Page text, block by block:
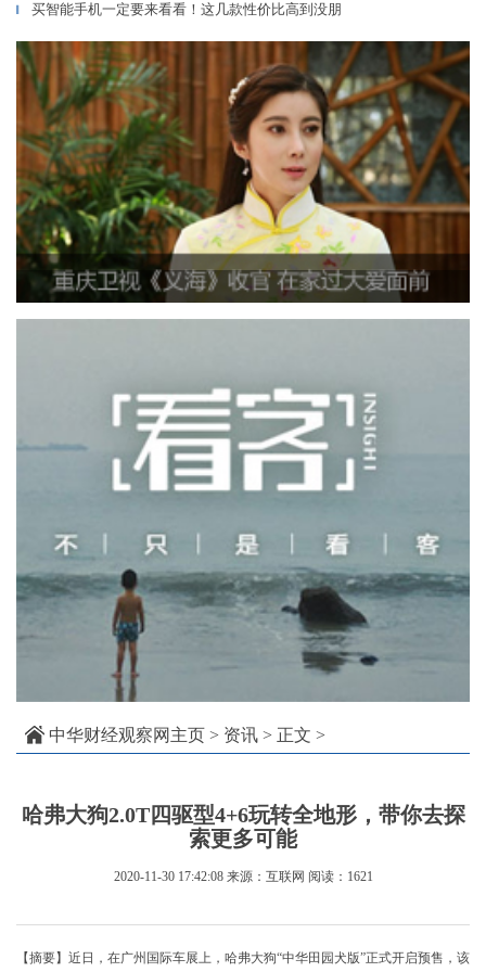
▎ 买智能手机一定要来看看！这几款性价比高到没朋
中华财经观察网主页 > 资讯 > 正文 >
哈弗大狗2.0T四驱型4+6玩转全地形，带你去探
索更多可能
2020-11-30 17:42:08 来源：互联网 阅读：1621
【摘要】近日，在广州国际车展上，哈弗大狗“中华田园犬版”正式开启预售，该